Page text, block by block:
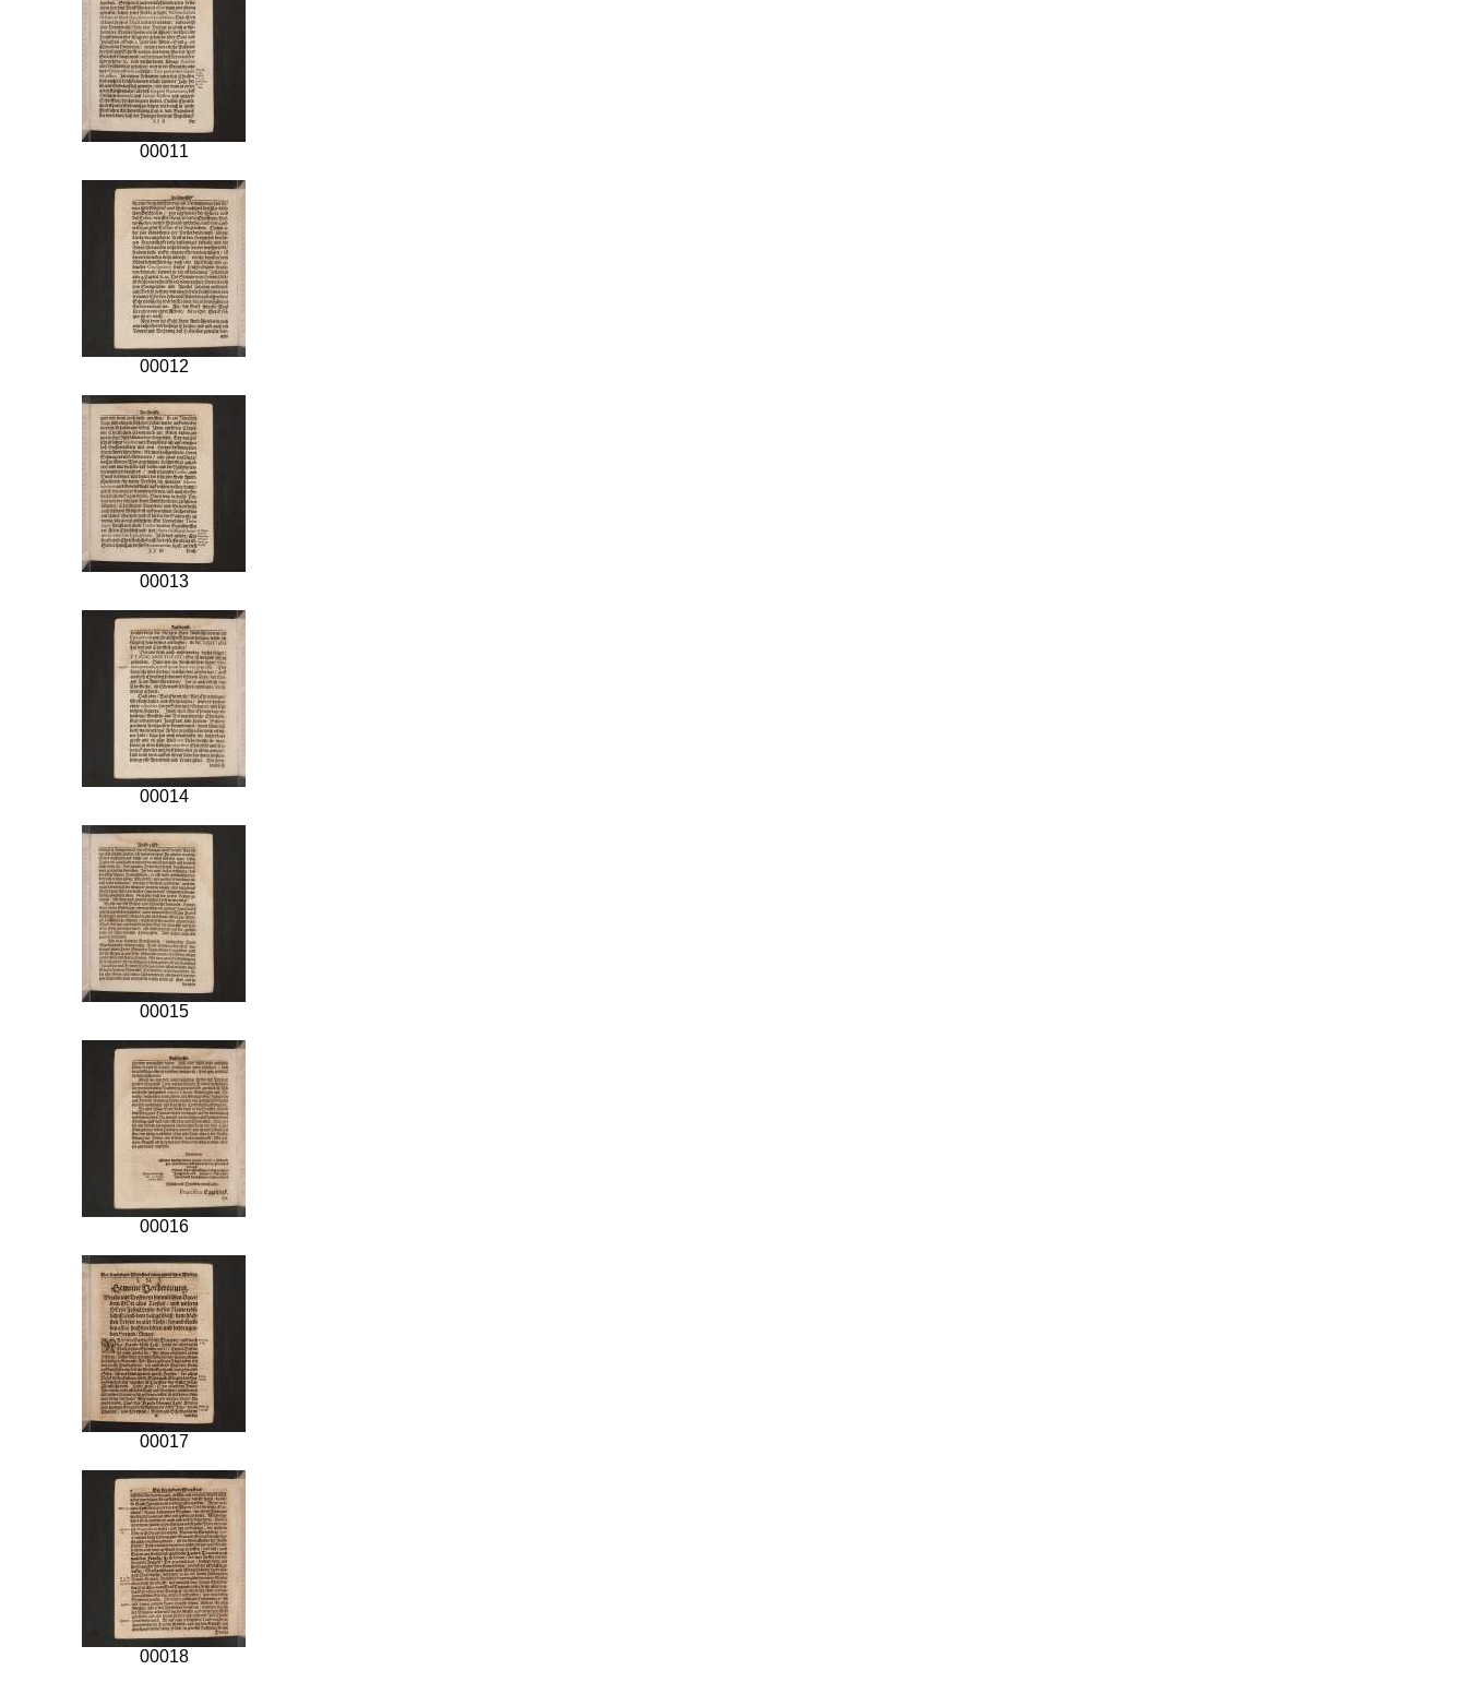
00011
00012
00013
00014
00015
00016
00017
00018